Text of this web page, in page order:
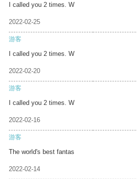
I called you 2 times. W
2022-02-25
游客
I called you 2 times. W
2022-02-20
游客
I called you 2 times. W
2022-02-16
游客
The world's best fantas
2022-02-14